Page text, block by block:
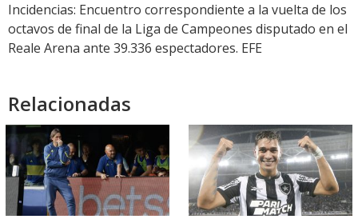
Incidencias: Encuentro correspondiente a la vuelta de los
octavos de final de la Liga de Campeones disputado en el
Reale Arena ante 39.336 espectadores. EFE
Relacionadas